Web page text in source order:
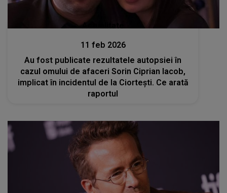
Actualitate
11 feb 2026
Au fost publicate rezultatele autopsiei în
cazul omului de afaceri Sorin Ciprian Iacob,
implicat în incidentul de la Ciortești. Ce arată
raportul